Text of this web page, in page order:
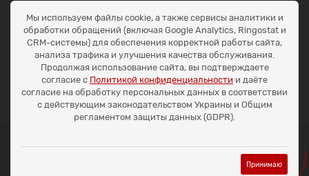
ОКЕАН ТРЕЙД
Договір публичної оферти
Доставка та оплата
Наші контакти
Умови повернення
+38 (099) 452-20-02
+38 (098) 492-20-02
office@ocean.biz.ua
Мы используем файлы cookie, а также сервисы аналитики и
обработки обращений (включая Google Analytics, Ringostat и
CRM-системы) для обеспечения корректной работы сайта,
анализа трафика и улучшения качества обслуживания.
Продолжая использование сайта, вы подтверждаете
согласие с Политикой конфиденциальности и даёте
согласие на обработку персональных данных в соответствии
с действующим законодательством Украины и Общим
регламентом защиты данных (GDPR).
Принимаю